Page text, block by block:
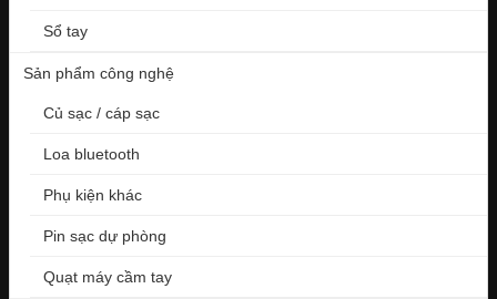
Sổ tay
Sản phẩm công nghệ
Củ sạc / cáp sạc
Loa bluetooth
Phụ kiện khác
Pin sạc dự phòng
Quạt máy cầm tay